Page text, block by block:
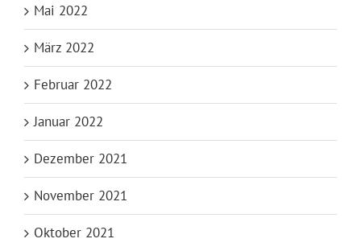
Mai 2022
März 2022
Februar 2022
Januar 2022
Dezember 2021
November 2021
Oktober 2021